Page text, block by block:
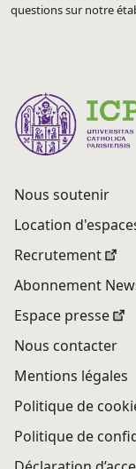
questions sur notre
Nous soutenir
Location
Recrutement
Abonnement
Espace presse
Nous contacter
Mentions légales
Politique de
Politique de